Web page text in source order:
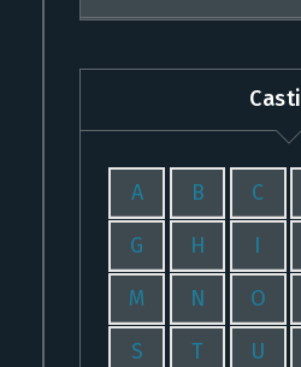
A B C
G H I
M N O
S T U